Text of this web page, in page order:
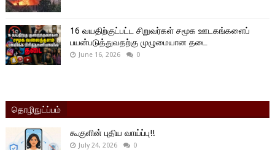
16 வயதிற்குட்பட்ட சிறுவர்கள் சமூக ஊடகங்களைப்
பயன்படுத்துவதற்கு முழுமையான தடை
June 16, 2026 0
தொழிநுட்ப்பம்
கூகுளின் புதிய வாய்ப்பு!!
July 24, 2026 0